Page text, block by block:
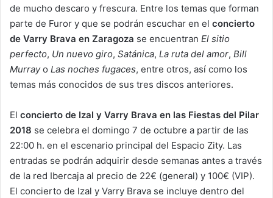
de mucho descaro y frescura. Entre los temas que forman
parte de Furor y que se podrán escuchar en el concierto
de Varry Brava en Zaragoza se encuentran El sitio
perfecto, Un nuevo giro, Satánica, La ruta del amor, Bill
Murrayo Las noches fugaces, entre otros, así como los
temas más conocidos de sus tres discos anteriores.
El concierto de Izal y Varry Brava en las Fiestas del Pilar
2018 se celebra el domingo 7 de octubre a partir de las
22:00 h. en el escenario principal del Espacio Zity. Las
entradas se podrán adquirir desde semanas antes a través
de la red Ibercaja al precio de 22€ (general) y 100€ (VIP).
El concierto de Izal y Varry Brava se incluye dentro del